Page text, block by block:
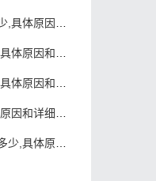
详细解决方法
详细解决方法
详细解决方法
细解决方法
和详细解决方法